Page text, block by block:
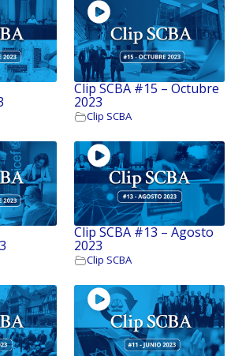
Clip SCBA #15 – Octubre
2023
Clip SCBA
Clip SCBA #13 – Agosto
2023
Clip SCBA